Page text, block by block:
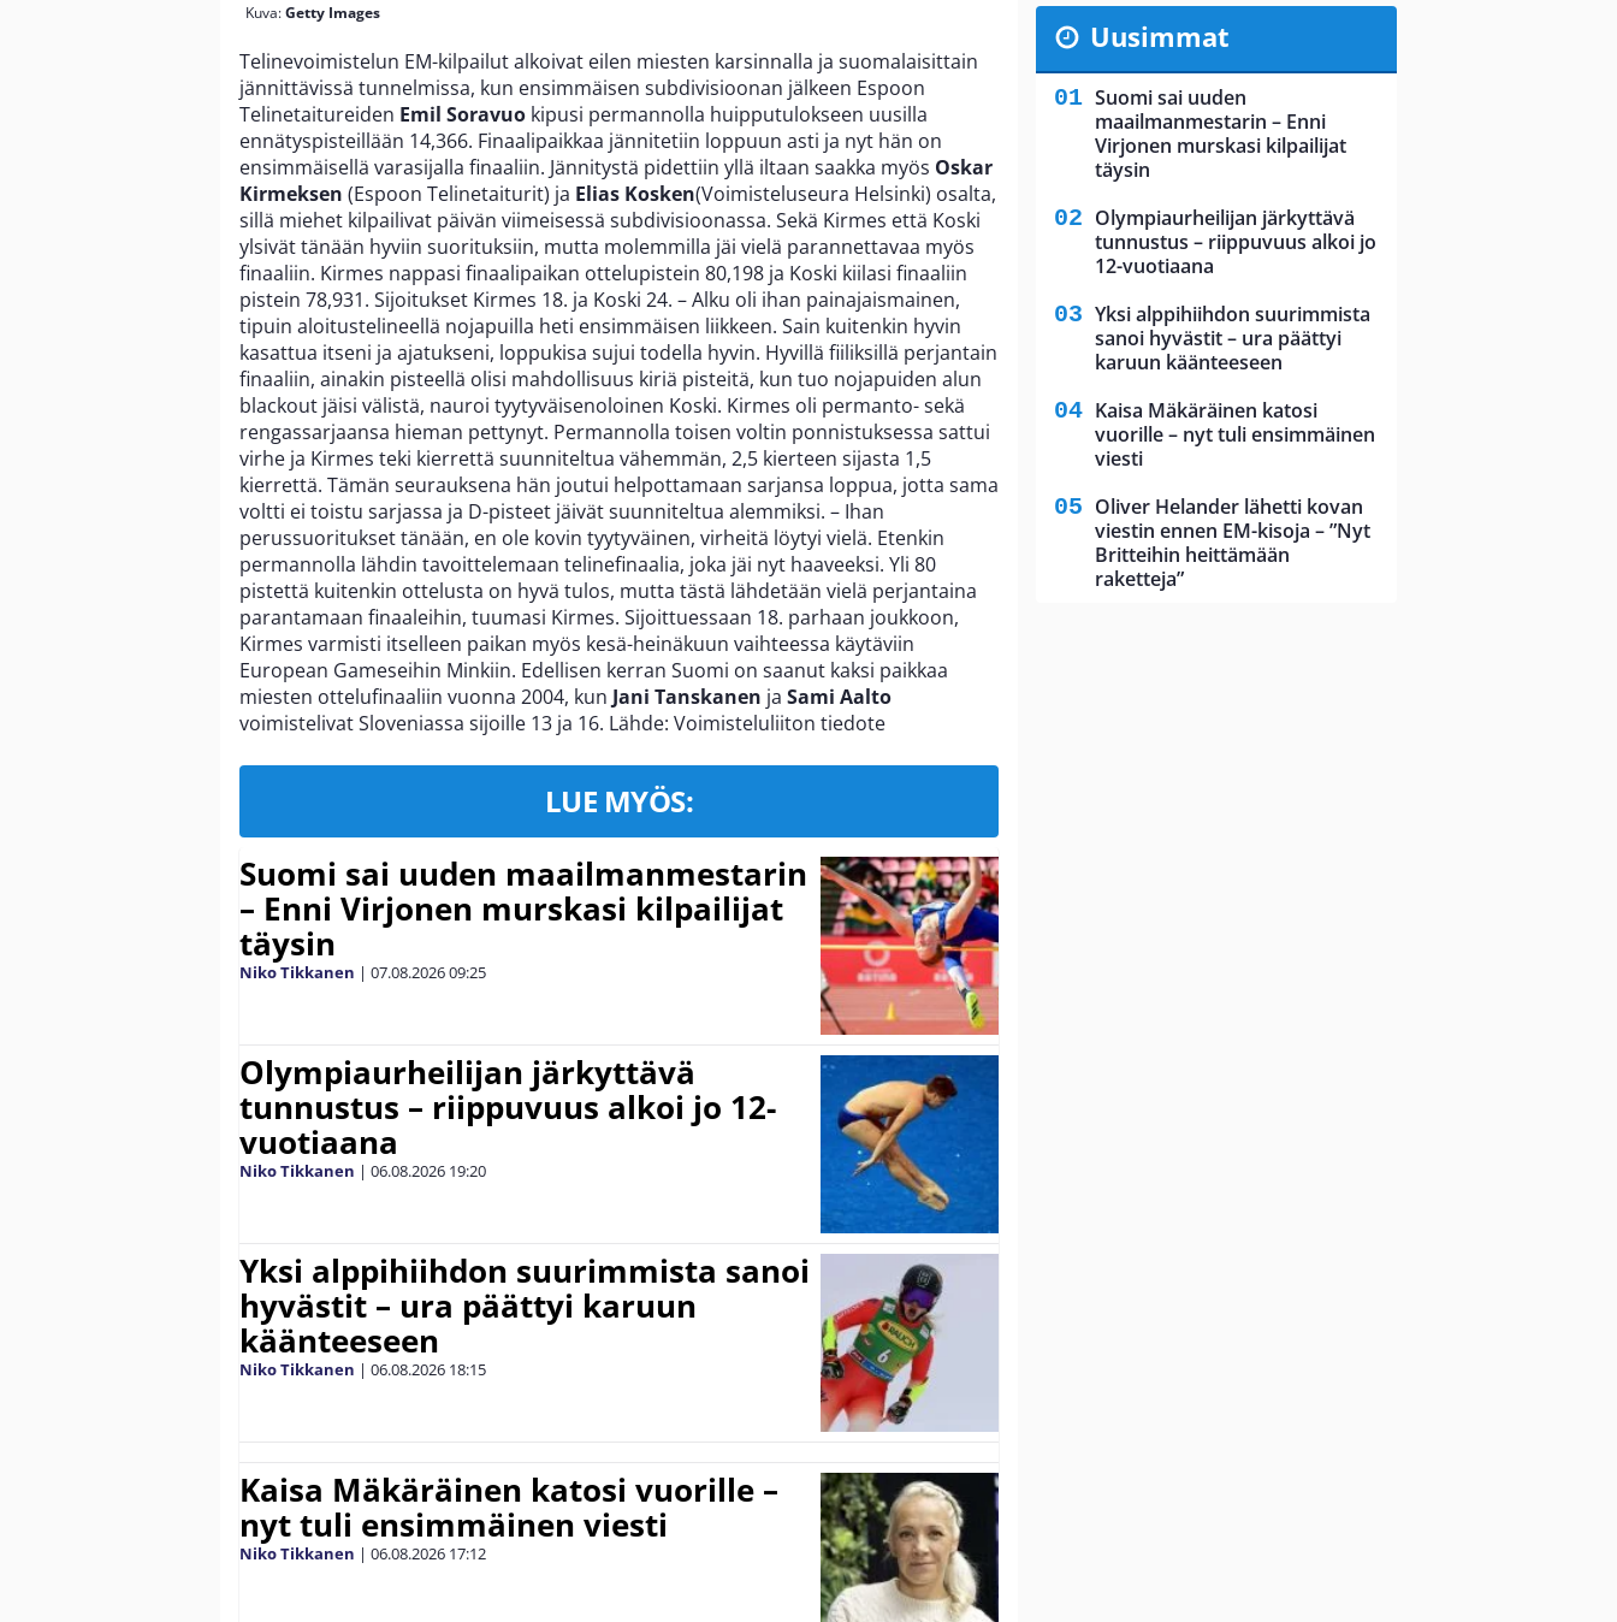
Kuva:Getty Images
Telinevoimistelun EM-kilpailut alkoivat eilen miesten karsinnalla ja suomalaisittain
jännittävissä tunnelmissa, kun ensimmäisen subdivisioonan jälkeen Espoon
Telinetaitureiden Emil Soravuo kipusi permannolla huipputulokseen uusilla
ennätyspisteillään 14,366. Finaalipaikkaa jännitetiin loppuun asti ja nyt hän on
ensimmäisellä varasijalla finaaliin. Jännitystä pidettiin yllä iltaan saakka myös Oskar
Kirmeksen (Espoon Telinetaiturit) ja Elias Kosken(Voimisteluseura Helsinki) osalta,
sillä miehet kilpailivat päivän viimeisessä subdivisioonassa. Sekä Kirmes että Koski
ylsivät tänään hyviin suorituksiin, mutta molemmilla jäi vielä parannettavaa myös
finaaliin. Kirmes nappasi finaalipaikan ottelupistein 80,198 ja Koski kiilasi finaaliin
pistein 78,931. Sijoitukset Kirmes 18. ja Koski 24. – Alku oli ihan painajaismainen,
tipuin aloitustelineellä nojapuilla heti ensimmäisen liikkeen. Sain kuitenkin hyvin
kasattua itseni ja ajatukseni, loppukisa sujui todella hyvin. Hyvillä fiiliksillä perjantain
finaaliin, ainakin pisteellä olisi mahdollisuus kiriä pisteitä, kun tuo nojapuiden alun
blackout jäisi välistä, nauroi tyytyväisenoloinen Koski. Kirmes oli permanto- sekä
rengassarjaansa hieman pettynyt. Permannolla toisen voltin ponnistuksessa sattui
virhe ja Kirmes teki kierrettä suunniteltua vähemmän, 2,5 kierteen sijasta 1,5
kierrettä. Tämän seurauksena hän joutui helpottamaan sarjansa loppua, jotta sama
voltti ei toistu sarjassa ja D-pisteet jäivät suunniteltua alemmiksi. – Ihan
perussuoritukset tänään, en ole kovin tyytyväinen, virheitä löytyi vielä. Etenkin
permannolla lähdin tavoittelemaan telinefinaalia, joka jäi nyt haaveeksi. Yli 80
pistettä kuitenkin ottelusta on hyvä tulos, mutta tästä lähdetään vielä perjantaina
parantamaan finaaleihin, tuumasi Kirmes. Sijoittuessaan 18. parhaan joukkoon,
Kirmes varmisti itselleen paikan myös kesä-heinäkuun vaihteessa käytäviin
European Gameseihin Minkiin. Edellisen kerran Suomi on saanut kaksi paikkaa
miesten ottelufinaaliin vuonna 2004, kun Jani Tanskanen ja Sami Aalto
voimistelivat Sloveniassa sijoille 13 ja 16. Lähde: Voimisteluliiton tiedote
LUE MYÖS:
Suomi sai uuden maailmanmestarin
– Enni Virjonen murskasi kilpailijat
täysin
Niko Tikkanen | 07.08.202609:25
Olympiaurheilijan järkyttävä
tunnustus – riippuvuus alkoi jo 12-
vuotiaana
Niko Tikkanen | 06.08.2026 19:20
Yksi alppihiihdon suurimmista sanoi
hyvästit – ura päättyi karuun
käänteeseen
Niko Tikkanen | 06.08.2026 18:15
Kaisa Mäkäräinen katosi vuorille –
nyt tuli ensimmäinen viesti
Niko Tikkanen | 06.08.2026 17:12
Uusimmat
Suomi sai uuden
maailmanmestarin – Enni
Virjonen murskasi kilpailijat
täysin
Olympiaurheilijan järkyttävä
tunnustus – riippuvuus alkoi jo
12-vuotiaana
Yksi alppihiihdon suurimmista
sanoi hyvästit – ura päättyi
karuun käänteeseen
Kaisa Mäkäräinen katosi
vuorille – nyt tuli ensimmäinen
viesti
Oliver Helander lähetti kovan
viestin ennen EM-kisoja – ”Nyt
Britteihin heittämään
raketteja”